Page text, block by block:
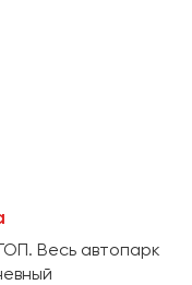
Весь автопарк